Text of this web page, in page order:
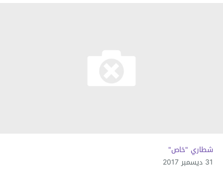
شطاري "خاص"
31 ديسمبر 2017